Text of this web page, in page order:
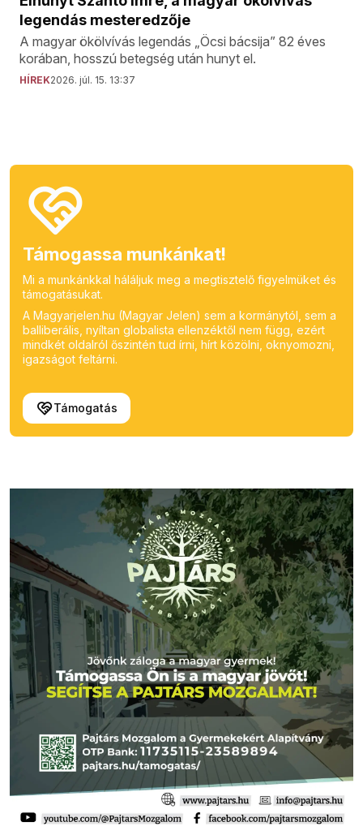
legendás mesteredzője
A magyar ökölvívás legendás „Öcsi bácsija” 82 éves
korában, hosszú betegség után hunyt el.
HÍREK2026. júl. 15. 13:37
Támogassa munkánkat!
Mi a munkánkkal háláljuk meg a megtisztelő figyelmüket és
támogatásukat.
A Magyarjelen.hu (Magyar Jelen) sem a kormánytól, sem a
balliberális, nyíltan globalista ellenzéktől nem függ, ezért
mindkét oldalról őszintén tud írni, hírt közölni, oknyomozni,
igazságot feltárni.
Támogatás